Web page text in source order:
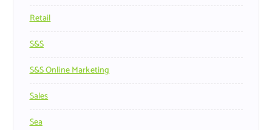
Retail
S&s
S&s Online Marketing
Sales
Sea